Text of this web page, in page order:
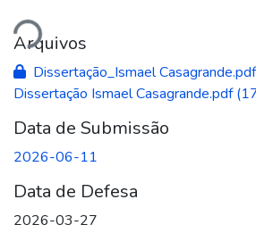
Arquivos
Dissertação_Ismael Casagrande.pdf
Dissertação Ismael Casagrande.pdf
Data de Submissão
2026-06-11
Data de Defesa
2026-03-27